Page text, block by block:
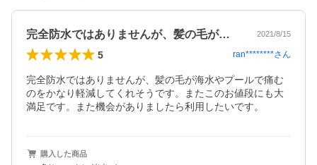
完全防水ではありませんが、髪の毛が海水… 2021/8/15
5 ran********さん
完全防水ではありませんが、髪の毛が海水やプールで痛む
のをかなり軽減してくれそうです。またこのお値段にも大
満足です。また機会がありましたら利用したいです。
購入した商品